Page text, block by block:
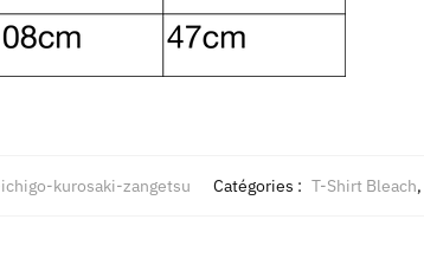
kurosaki-zangetsu Catégories : T-Shirt Bleach,